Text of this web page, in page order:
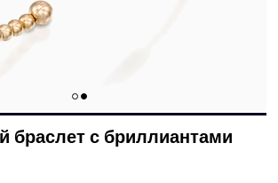
браслет с бриллиантами